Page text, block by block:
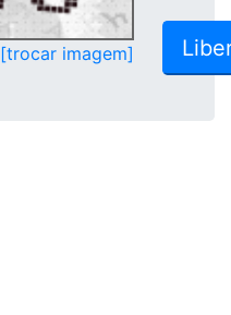
[trocar imagem]